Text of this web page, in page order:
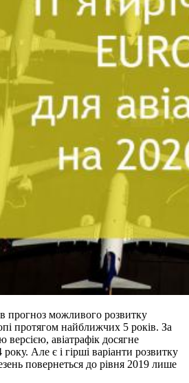
прогноз можливого розвитку
протягом найближчих 5 років. За
авіатрафік досягне
Але є і гірші варіанти розвитку
повернеться до рівня 2019 лише